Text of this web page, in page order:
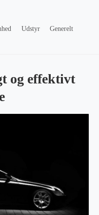
Udstyr
Generelt
og effektivt